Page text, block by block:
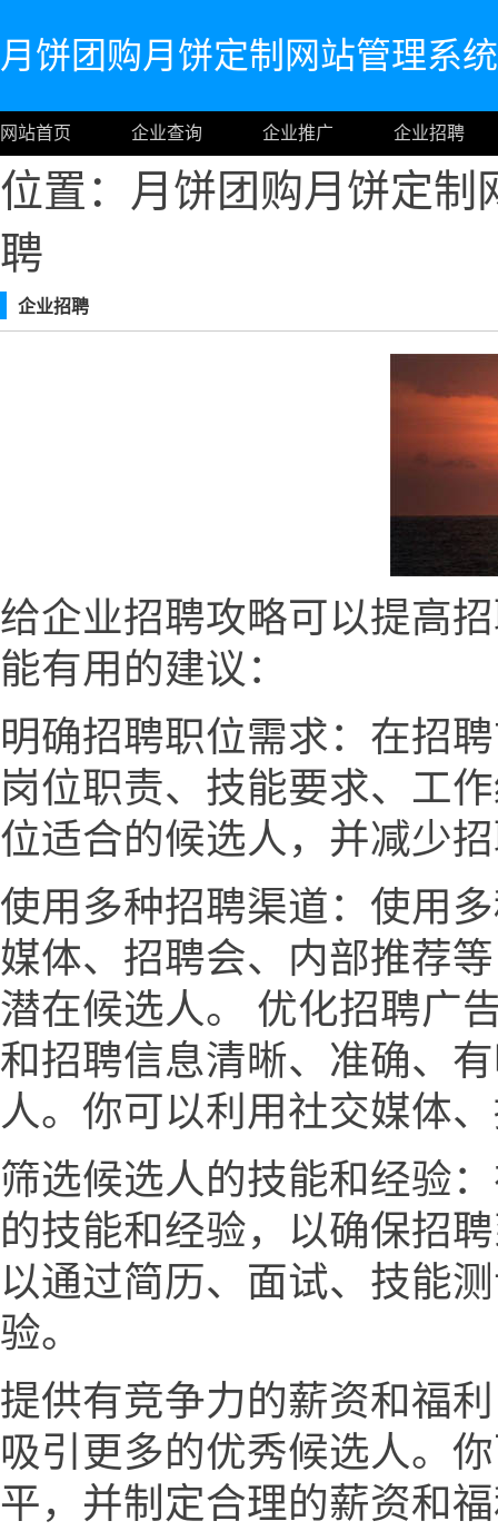
月饼团购月饼定制网站管理系统
网站首页 企业查询 企业推广 企业招聘
位置：月饼团购月饼定
聘
企业招聘
给企业招聘攻略可以提高
能有用的建议：
明确招聘职位需求：在招
岗位职责、技能要求、工
位适合的候选人，并减少
使用多种招聘渠道：使用
媒体、招聘会、内部推荐
潜在候选人。 优化招聘广
和招聘信息清晰、准确、
人。你可以利用社交媒体
筛选候选人的技能和经验
的技能和经验，以确保招
以通过简历、面试、技能
验。
提供有竞争力的薪资和福
吸引更多的优秀候选人。
平，并制定合理的薪资和